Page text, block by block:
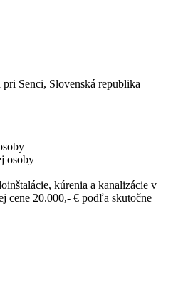
Senci, Slovenská republika
osoby
kúrenia a kanalizácie v
cene 20.000,- € podľa skutočne